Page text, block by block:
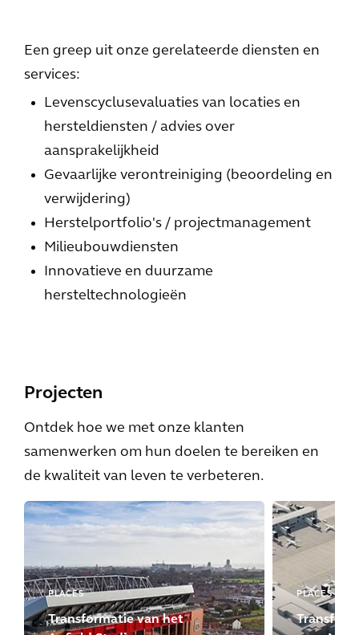
Een greep uit onze gerelateerde diensten en
services:
Levenscyclusevaluaties van locaties en
hersteldiensten / advies over
aansprakelijkheid
Gevaarlijke verontreiniging (beoordeling en
verwijdering)
Herstelportfolio's / projectmanagement
Milieubouwdiensten
Innovatieve en duurzame
hersteltechnologieën
Projecten
Ontdek hoe we met onze klanten
samenwerken om hun doelen te bereiken en
de kwaliteit van leven te verbeteren.
PLACES
Transformatie van het
PLACES |